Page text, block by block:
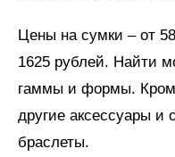
Цены на сумки – от
1625 рублей. Найти
гаммы и формы.
другие аксессуары
браслеты.